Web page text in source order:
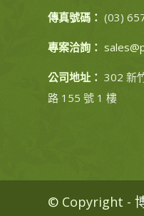
傳真號碼： (03)
專案洽詢：
公司地址： 302 新
路 155 號 1 樓
© Copyright -